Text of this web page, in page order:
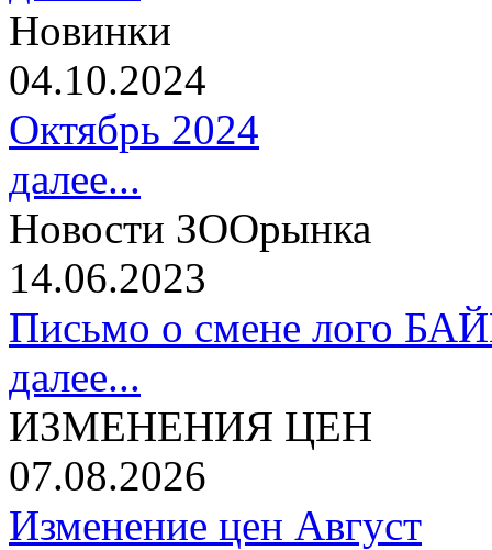
Новинки
04.10.2024
Октябрь 2024
далее...
Новости ЗООрынка
14.06.2023
Письмо о смене лого
далее...
ИЗМЕНЕНИЯ ЦЕН
07.08.2026
Изменение цен Август